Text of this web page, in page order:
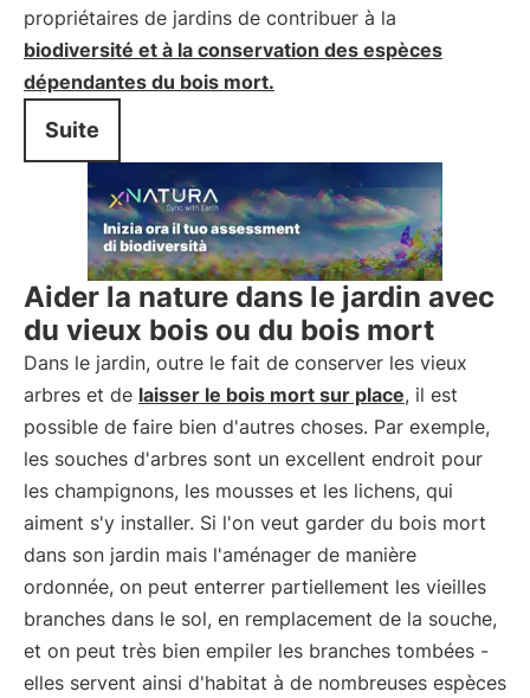
propriétaires de jardins de contribuer à la
biodiversité et à la conservation des espèces
dépendantes du bois mort.
Suite
Aider la nature dans le jardin avec
du vieux bois ou du bois mort
Dans le jardin, outre le fait de conserver les vieux
arbres et de laisser le bois mort sur place, il est
possible de faire bien d'autres choses. Par exemple,
les souches d'arbres sont un excellent endroit pour
les champignons, les mousses et les lichens, qui
aiment s'y installer. Si l'on veut garder du bois mort
dans son jardin mais l'aménager de manière
ordonnée, on peut enterrer partiellement les vieilles
branches dans le sol, en remplacement de la souche,
et on peut très bien empiler les branches tombées -
elles servent ainsi d'habitat à de nombreuses espèces